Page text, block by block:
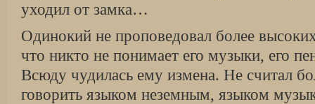
уходил от замка…
Одинокий не проповедовал более
что никто не понимает его музыки, его
Всюду чудилась ему измена. Не считал
говорить языком неземным, языком